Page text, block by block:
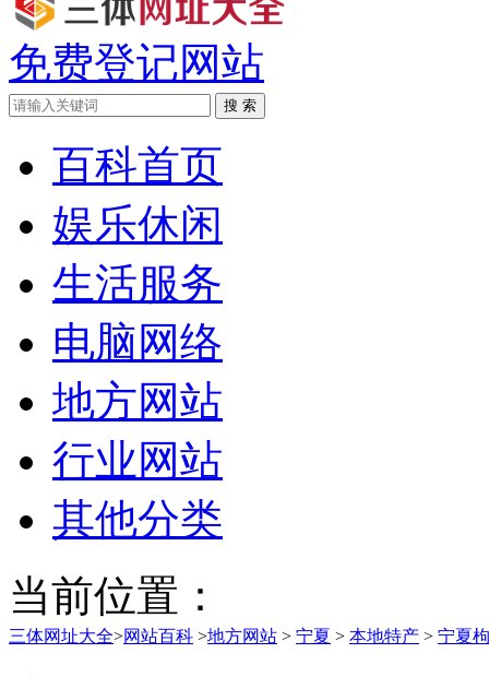
免费登记网站
搜 索
百科首页
娱乐休闲
生活服务
电脑网络
地方网站
行业网站
其他分类
当前位置：
三体网址大全>网站百科 >地方网站 > 宁夏 > 本地特产 > 宁夏